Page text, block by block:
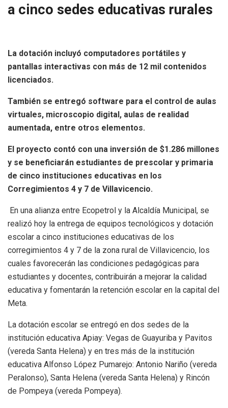
a cinco sedes educativas rurales
La dotación incluyó computadores portátiles y
pantallas interactivas con más de 12 mil contenidos
licenciados.
También se entregó software para el control de aulas
virtuales, microscopio digital, aulas de realidad
aumentada, entre otros elementos.
El proyecto contó con una inversión de $1.286 millones
y se beneficiarán estudiantes de prescolar y primaria
de cinco instituciones educativas en los
Corregimientos 4 y 7 de Villavicencio.
En una alianza entre Ecopetrol y la Alcaldía Municipal, se
realizó hoy la entrega de equipos tecnológicos y dotación
escolar a cinco instituciones educativas de los
corregimientos 4 y 7 de la zona rural de Villavicencio, los
cuales favorecerán las condiciones pedagógicas para
estudiantes y docentes, contribuirán a mejorar la calidad
educativa y fomentarán la retención escolar en la capital del
Meta.
La dotación escolar se entregó en dos sedes de la
institución educativa Apiay: Vegas de Guayuriba y Pavitos
(vereda Santa Helena) y en tres más de la institución
educativa Alfonso López Pumarejo: Antonio Nariño (vereda
Peralonso), Santa Helena (vereda Santa Helena) y Rincón
de Pompeya (vereda Pompeya).